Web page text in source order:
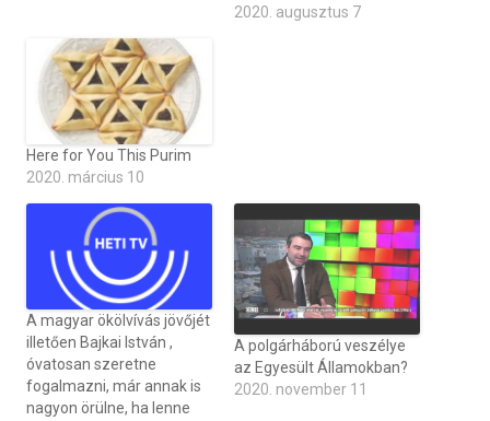
2020. augusztus 7
Here for You This Purim
2020. március 10
A magyar ökölvívás jövőjét
illetően Bajkai István ,
óvatosan szeretne
fogalmazni, már annak is
nagyon örülne, ha lenne
A polgárháború veszélye
az Egyesült Államokban?
2020. november 11